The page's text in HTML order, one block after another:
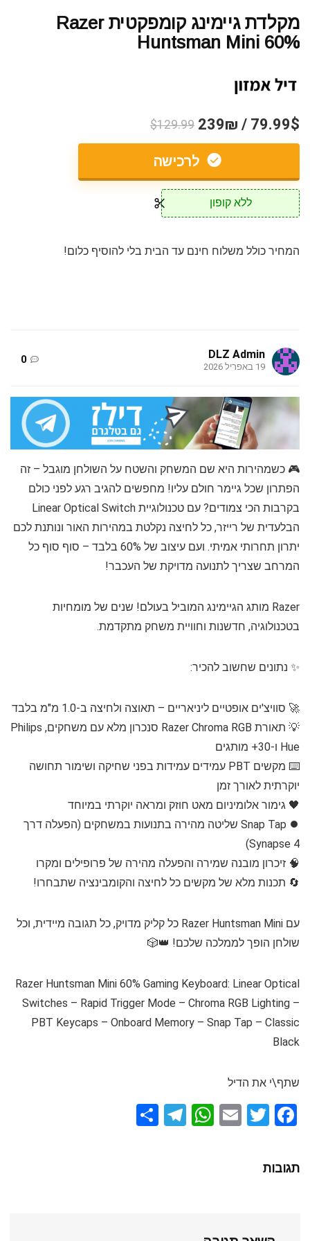
מקלדת גיימינג קומפקטית Razer
Huntsman Mini 60%
79.99$ / 239₪
$129.99
לרכישה
ללא קופון
המחיר כולל משלוח חינם עד הבית בלי להוסיף כלום!
DLZ Admin
19 באפריל 2026
0
🎮 כשמהירות היא שם המשחק והשטח על השולחן מוגבל – זה
הפתרון שכל גיימר חולם עליו! מחפשים להגיב רגע לפני כולם
בקרבות הכי צמודים? עם טכנולוגיית Linear Optical Switch
הבלעדית של רייזר, כל לחיצה נקלטת במהירות האור ונותנת לכם
יתרון תחרותי אמיתי. ועם עיצוב של 60% בלבד – סוף סוף כל
המרחב שצריך לתנועה מדויקת של העכבר!
Razer מותג הגיימינג המוביל בעולם! שנים של מומחיות
בטכנולוגיה, חדשנות וחוויית משחק מתקדמת.
✨ נתונים שחשוב להכיר:
🚀 סוויצ'ים אופטיים ליניאריים – תאוצה ולחיצה ב-1.0 מ"מ בלבד
💡 תאורת Razer Chroma RGB סנכרון מלא עם משחקים, Philips
Hue ו-30+ מותגים
⌨️ מקשים PBT עמידים עמידות בפני שחיקה ושימור תחושה
יוקרתית לאורך זמן
🖤 גימור אלומיניום מאט חוזק ומראה יוקרתי במיוחד
⏺️ Snap Tap שליטה מהירה בתנועות במשחקים (הפעלה דרך
Synapse 4)
🧠 זיכרון מובנה שמירה והפעלה מהירה של פרופילים ומקרו
🔄 תכנות מלא של מקשים כל לחיצה והקומבינציה שתבחרו!
עם Razer Huntsman Mini כל קליק מדויק, כל תגובה מיידית, וכל
שולחן הופך לממלכה שלכם! 👑🎲
Razer Huntsman Mini 60% Gaming Keyboard: Linear Optical
Switches – Rapid Trigger Mode – Chroma RGB Lighting –
PBT Keycaps – Onboard Memory – Snap Tap – Classic
Black
שתף\י את הדיל
F
ce
b
T
E
W
T
תגובות